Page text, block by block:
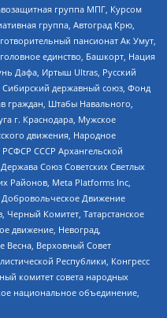
группа МПГ, Курсом
группа, Автоград Крю,
пансионат Ак Умут,
единство, Башкорт, Нация
Дафа, Иртыш Ultras, Русский
Сибирский державный союз, Фонд
граждан, Штабы Навального,
г. Краснодара, Мужское
движения, Народное
РСФСР СССР Архангельской
Союз Советских Светлых
Районов, Meta Platforms Inc,
Движение
Черный Комитет, Татарстанское
движение, Невоград,
Весна, Верховный Совет
Республики, Конгресс
комитет совета народных
национальное объединение,